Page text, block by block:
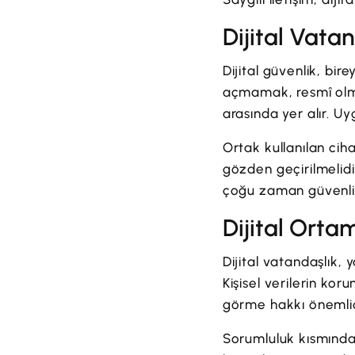
Dijital
Dijital güvenlik,
açmamak, resmî
arasında yer alır.
Ortak kullanılan
gözden
çoğu zaman
Dijital
Dijital vatandaşlık,
Kişisel verilerin
görme hakkı
Sorumluluk